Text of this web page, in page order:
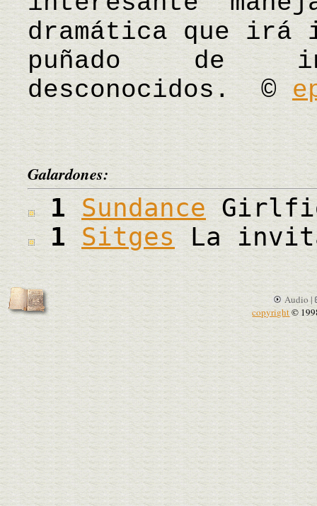
dramática que irá
puñado de
desconocidos. ©
Galardones:
1Sundance
1SitgesLa
Audio |
copyright©